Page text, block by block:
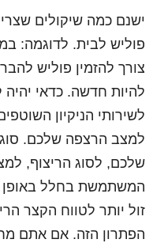
ישנם כמה שיקולים
פוליש לבית. לדוגמה:
צורך להזמין פוליש
להיות חדשה. כדאי יהיה
לשירותי הניקיון
למצב הרצפה שלכם.
שלכם, לסוג הריצוף,
המשתמשת בחלל באופן
זול יותר לטווח הקצר
הפתרון הזה. אם אתם